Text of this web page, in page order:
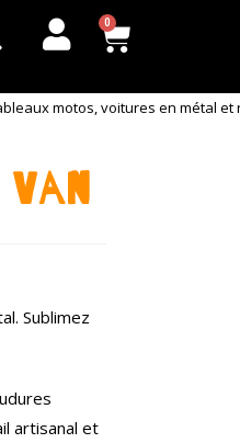
0
motos, voitures en métal
Sublimez
artisanal et